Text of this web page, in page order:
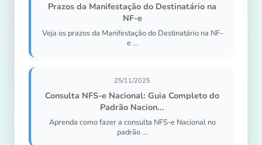
Prazos da Manifestação do Destinatário na
NF-e
Veja os prazos da Manifestação do Destinatário na NF-
e ...
25/11/2025
Consulta NFS-e Nacional: Guia Completo do
Padrão Nacion...
Aprenda como fazer a consulta NFS-e Nacional no
padrão ...